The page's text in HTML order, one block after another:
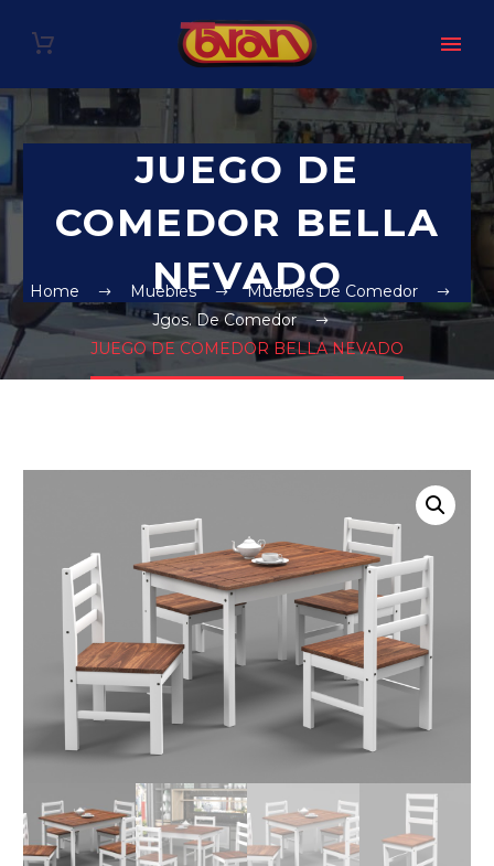
JUEGO DE
COMEDOR BELLA
NEVADO
Home Muebles
Muebles De Comedor
Jgos. De Comedor
JUEGO DE COMEDOR BELLA NEVADO